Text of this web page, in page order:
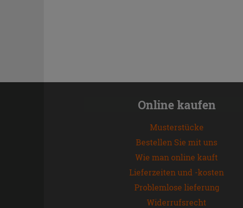
Online kaufen
Musterstücke
Bestellen Sie mit uns
Wie man online kauft
Lieferzeiten und -kosten
Problemlose lieferung
Widerrufsrecht